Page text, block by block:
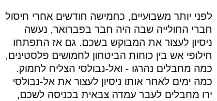
לפני יותר משבועיים, כחמישה חודשים אחרי חיסול
חברי החולייה שבה היה חבר בפברואר, נעשה
ניסיון לעצור את המבוקש בשכם. גם אז התפתחו
חילופי אש בין כוחות הביטחון לחמושים פלסטינים,
כמה מחבלים נהרגו - ואל-נבולסי הצליח לחמוק.
כמה ימים לאחר אותו ניסיון לעצור את אל-נבולסי
ירו מחבלים לעבר עמדה צבאית בכניסה לשכם,